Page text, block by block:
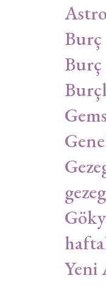
Burç
Yeni